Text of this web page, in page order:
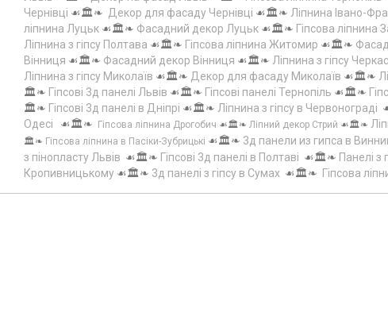
Чернівці ☙🏛️❧ Декор для фасаду Чернівці ☙🏛️❧ Ліпнина Івано-
ліпнина Луцьк ☙🏛️❧ Фасадний декор Луцьк ☙🏛️❧ Гіпсова ліпнина
Ліпнина з гіпсу Полтава ☙🏛️❧ Гіпсова ліпнина Житомир ☙🏛️❧
Вінниця ☙🏛️❧ Фасадний декор Вінниця ☙🏛️❧ Ліпнина з гіпсу
Ліпнина з гіпсу Миколаїв ☙🏛️❧ Декор для фасаду Миколаїв ☙🏛️❧
🏛️❧ Гіпсові 3д панелі Львів ☙🏛️❧ Гіпсові панелі Тернопіль ☙🏛️❧
🏛️❧ Гіпсові 3д панелі в Дніпрі ☙🏛️❧ Ліпнина з гіпсу в Червонограді
Одесі ☙🏛️❧ Гіпсова ліпнина Дрогобич ☙🏛️❧ Ліпний декор Стрий ☙🏛️❧
🏛️❧ Гіпсова ліпнина в Пасіки-Зубрицькі ☙🏛️❧ 3д панели из гипса в
з пінопласту Львів ☙🏛️❧ Гіпсові 3д панелі в Полтаві ☙🏛️❧ Панелі з
Кропивницькому ☙🏛️❧ 3д панелі з гіпсу в Сумах ☙🏛️❧ Гіпсова